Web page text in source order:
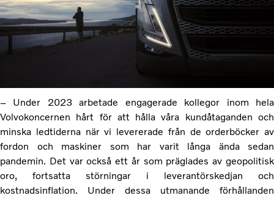
– Under 2023 arbetade engagerade kollegor inom hela
Volvokoncernen hårt för att hålla våra kundåtaganden och
minska ledtiderna när vi levererade från de orderböcker av
fordon och maskiner som har varit långa ända sedan
pandemin. Det var också ett år som präglades av geopolitisk
oro, fortsatta störningar i leverantörskedjan och
kostnadsinflation. Under dessa utmanande förhållanden